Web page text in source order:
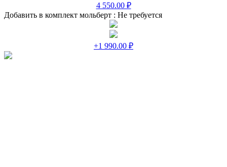
4 550.00 ₽
Добавить в комплект мольберт : Не требуется
+1 990.00 ₽